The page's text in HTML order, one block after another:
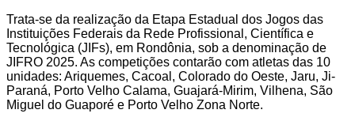
Trata-se da realização da Etapa Estadual dos Jogos das
Instituições Federais da Rede Profissional, Científica e
Tecnológica (JIFs), em Rondônia, sob a denominação de
JIFRO 2025. As competições contarão com atletas das 10
unidades: Ariquemes, Cacoal, Colorado do Oeste, Jaru, Ji-
Paraná, Porto Velho Calama, Guajará-Mirim, Vilhena, São
Miguel do Guaporé e Porto Velho Zona Norte.